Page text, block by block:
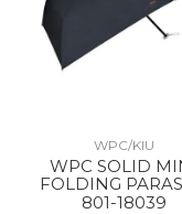
WPC/KIU
WPC SOLID
FOLDING
BLACK
801-18039